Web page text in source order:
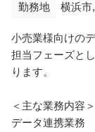
勤務地 横浜市
小売業様向けの
担当フェーズと
ります。
＜主な業務内容＞
データ連携業務